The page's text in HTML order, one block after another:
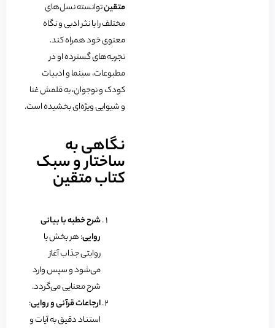
متقینتوانسته نسل‌های
مختلف را با نثر ادبی و نگاه
معنوی خود همراه کند.
تجربه‌های گسترده او در
مطبوعات، سینما و ادبیات
کودک و نوجوان، به قلمش غنا
و شیوایی ویژه‌ای بخشیده است.
نگاهی به
ساختار و سبک
کتاب متقین
شرح خطبه با بیانی
روایی: هر بخش با
روایتی جذاب آغاز
می‌شود و سپس وارد
شرح معنایی می‌گردد.
ارجاعات قرآنی و روایی:
استناد دقیق به آیات و